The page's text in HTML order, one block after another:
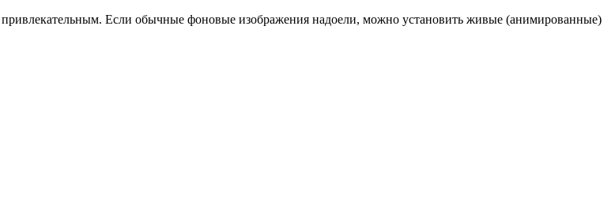
привлекательным. Если обычные фоновые изображения надоели, можно установить живые (анимированные)